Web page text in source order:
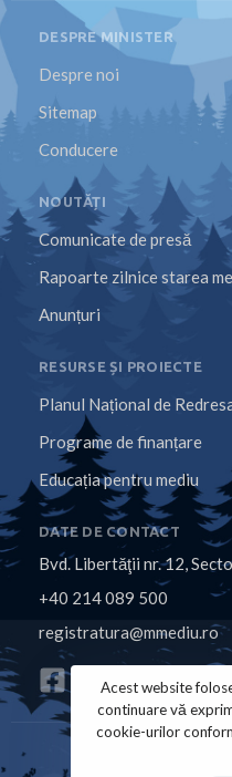
DESPRE MINISTER
Despre noi
Sitemap
Conducere
NOUTĂȚI
Comunicate de presă
Rapoarte zilnice starea
Anunțuri
RESURSE ȘI PROIECTE
Planul Național de
Programe de finanțare
Educația pentru mediu
DATE DE CONTACT
Bvd. Libertăţii nr. 12,
+40 214 089 500
registratura@mmediu.ro
Acest website
continuare vă
cookie-urilor